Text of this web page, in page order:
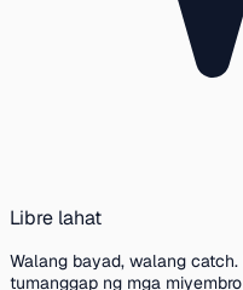
Libre lahat
Walang bayad, walang
tumanggap ng mga